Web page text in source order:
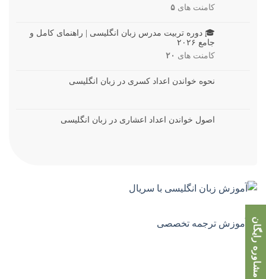
کامنت های ۵
🎓 دوره تربیت مدرس زبان انگلیسی | راهنمای کامل و
جامع ۲۰۲۶
کامنت های ۲۰
نحوه خواندن اعداد کسری در زبان انگلیسی
اصول خواندن اعداد اعشاری در زبان انگلیسی
مشاوره رایگان